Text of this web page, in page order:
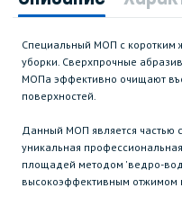
Специальный МОП с коротким
уборки. Сверхпрочные
МОПа эффективно очищают
поверхностей.
Данный МОП является частью
уникальная
площадей методом 'ведро-
высокоэффективным отжимом